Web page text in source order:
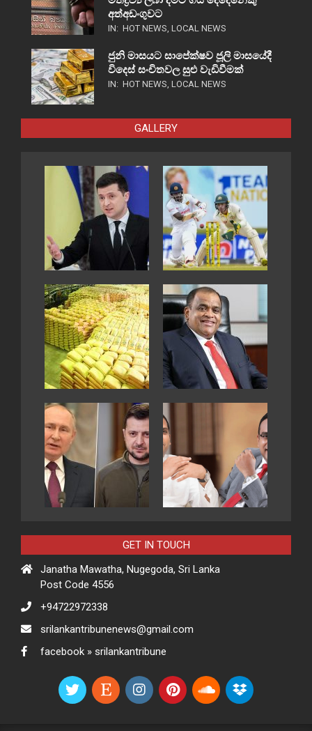
අත්අඩංගුවට
IN: HOT NEWS, LOCAL NEWS
ජුනි මාසයට සාපේක්ෂව ජූලි මාසයේදී
විදෙස් සංචිතවල සුළු වැඩිවීමක්
IN: HOT NEWS, LOCAL NEWS
GALLERY
GET IN TOUCH
Janatha Mawatha, Nugegoda, Sri Lanka
Post Code 4556
+94722972338
srilankantribunenews@gmail.com
facebook » srilankantribune